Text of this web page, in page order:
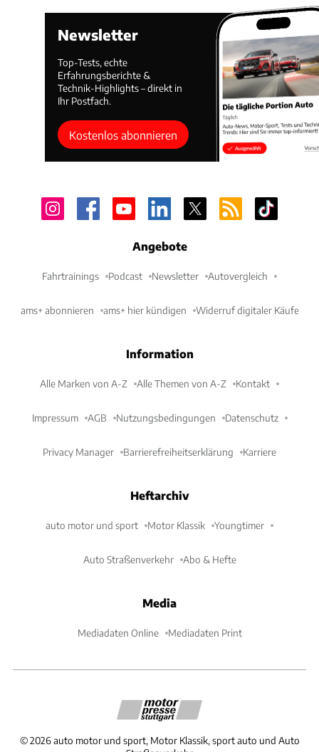
Newsletter
Top-Tests, echte
Erfahrungsberichte &
Technik-Highlights – direkt in
Ihr Postfach.
Kostenlos abonnieren
Angebote
Fahrtrainings Podcast Newsletter Autovergleich
ams+ abonnieren ams+ hier kündigen Widerruf digitaler Käufe
Information
Alle Marken von A-Z Alle Themen von A-Z Kontakt
Impressum AGB Nutzungsbedingungen Datenschutz
Privacy Manager Barrierefreiheitserklärung Karriere
Heftarchiv
auto motor und sport Motor Klassik Youngtimer
Auto Straßenverkehr Abo & Hefte
Media
Mediadaten Online Mediadaten Print
©2026 auto motor und sport, Motor Klassik, sport auto und Auto